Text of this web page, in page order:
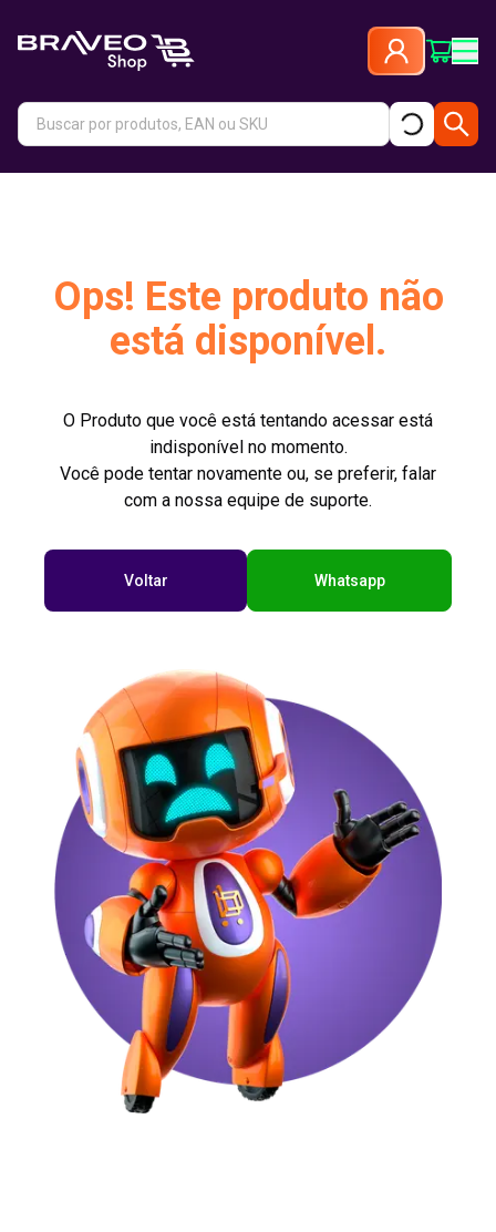
Ops! Este produto não
está disponível.
O Produto que você está tentando acessar está
indisponível no momento.
Você pode tentar novamente ou, se preferir, falar
com a nossa equipe de suporte.
Voltar Whatsapp